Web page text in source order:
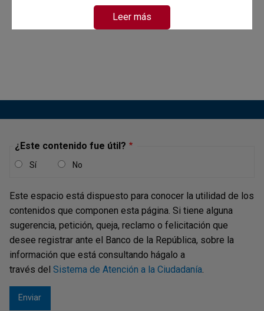
"Limitaciones fiscales para la política monetaria" el día 14
Entorno macroeconómico internacionalLa economía
mundial continuaría creciendo en 2024 a un ritmo
levemente superior al 3 %, según los pronósticos del
para la Cooperación y el Desarrollo Económico
(3,1 %).Este dinamismo es...
Informe de la Junta Directiva al
Congreso de la República - marzo de
2024
Leer más
¿Este contenido fue útil?
Sí No
Este espacio está dispuesto para conocer la utilidad de los
contenidos que componen esta página. Si tiene alguna
sugerencia, petición, queja, reclamo o felicitación que
desee registrar ante el Banco de la República, sobre la
información que está consultando hágalo a
través del Sistema de Atención a la Ciudadanía.